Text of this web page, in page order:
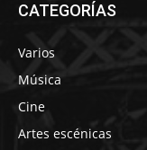
CATEGORÍAS
Varios
Música
Cine
Artes escénicas